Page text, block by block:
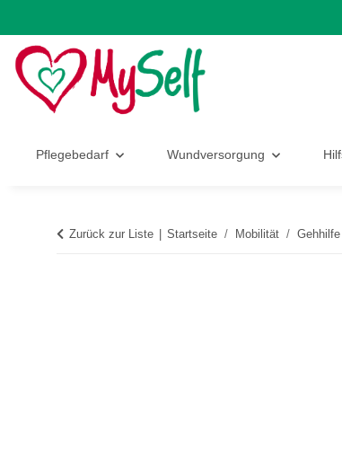
Pflegebedarf Wundversorgung
Zurück zur Liste Startseite Mobilität Gehhilfe